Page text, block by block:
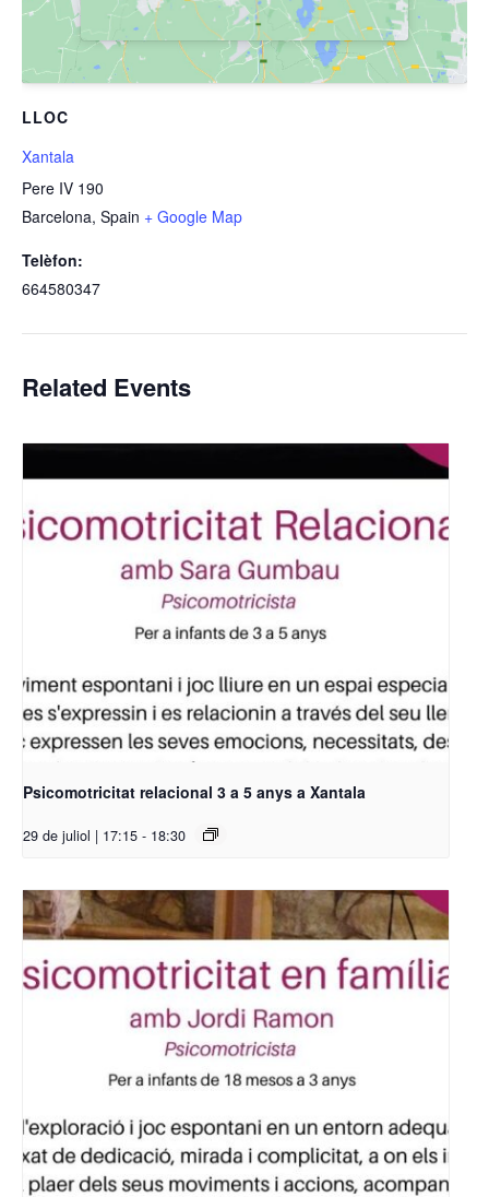
LLOC
Xantala
Pere IV 190
Barcelona, Spain + Google Map
Telèfon:
664580347
Related Events
Psicomotricitat relacional 3 a 5 anys a Xantala
29 de juliol | 17:15 - 18:30